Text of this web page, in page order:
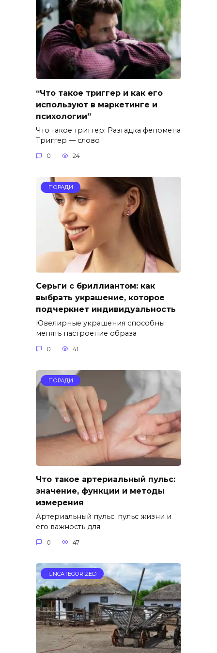
“Что такое триггер и как его
используют в маркетинге и
психологии”
Что такое триггер: Разгадка феномена
Триггер — слово
0 24
ПОРАДИ
Серьги с бриллиантом: как
выбрать украшение, которое
подчеркнет индивидуальность
Ювелирные украшения способны
менять настроение образа
0 41
ПОРАДИ
Что такое артериальный пульс:
значение, функции и методы
измерения
Артериальный пульс: пульс жизни и
его важность для
0 47
UNCATEGORIZED